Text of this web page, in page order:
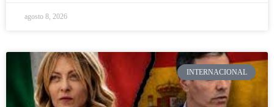
agosto 8, 2026
INTERNACIONAL